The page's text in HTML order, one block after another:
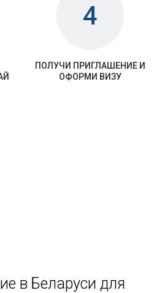
4
ПОЛУЧИ ПРИГЛАШЕНИЕ И
ОФОРМИ ВИЗУ
в Беларуси для